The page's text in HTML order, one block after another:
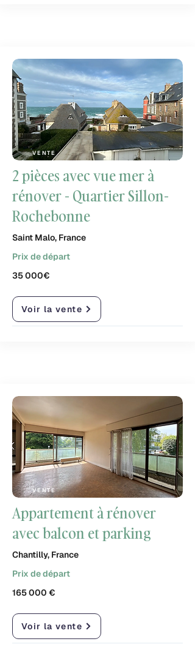
VENTE
2 pièces avec vue mer à
rénover - Quartier Sillon-
Rochebonne
Saint Malo, France
Prix de départ
35 000€
Voir la vente
VENTE
Appartement à rénover
avec balcon et parking
Chantilly, France
Prix de départ
165 000 €
Voir la vente